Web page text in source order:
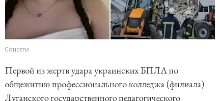
Соцсети
Первой из жертв удара украинских БПЛА по
общежитию профессионального колледжа (филиала)
Луганского государственного педагогического